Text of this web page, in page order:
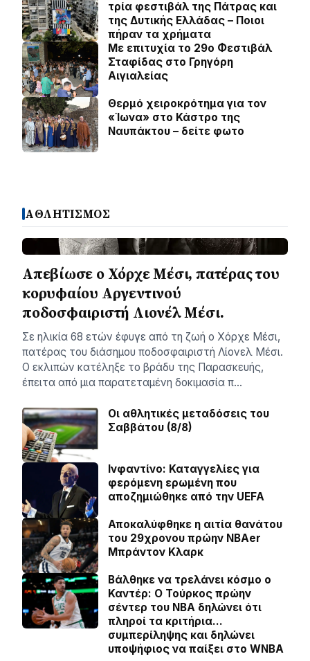
τρία φεστιβάλ της Πάτρας και
της Δυτικής Ελλάδας – Ποιοι
πήραν τα χρήματα
Με επιτυχία το 29ο Φεστιβάλ
Σταφίδας στο Γρηγόρη
Aιγιαλείας
Θερμό χειροκρότημα για τον
«Ίωνα» στο Κάστρο της
Ναυπάκτου – δείτε φωτο
ΑΘΛΗΤΙΣΜΟΣ
Απεβίωσε ο Χόρχε Μέσι, πατέρας του
κορυφαίου Αργεντινού
ποδοσφαιριστή Λιονέλ Μέσι.
Σε ηλικία 68 ετών έφυγε από τη ζωή ο Χόρχε Μέσι,
πατέρας του διάσημου ποδοσφαιριστή Λίονελ Μέσι.
Ο εκλιπών κατέληξε το βράδυ της Παρασκευής,
έπειτα από μια παρατεταμένη δοκιμασία π…
Οι αθλητικές μεταδόσεις του
Σαββάτου (8/8)
Ινφαντίνο: Καταγγελίες για
φερόμενη ερωμένη που
αποζημιώθηκε από την UEFA
Αποκαλύφθηκε η αιτία θανάτου
του 29χρονου πρώην NBAer
Μπράντον Κλαρκ
Βάλθηκε να τρελάνει κόσμο ο
Καντέρ: Ο Τούρκος πρώην
σέντερ του NBA δηλώνει ότι
πληροί τα κριτήρια…
συμπερίληψης και δηλώνει
υποψήφιος να παίξει στο WNBA